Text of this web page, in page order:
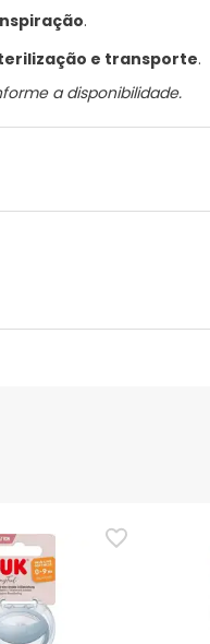
.
e transporte.
a disponibilidade.
para este
Além disso, se